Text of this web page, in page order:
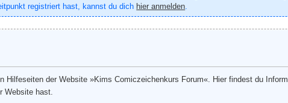
registriert hast, kannst du dich hier anmelden.
Hilfeseiten der Website »Kims Comiczeichenkurs Forum«. Hier findest du
Website hast.